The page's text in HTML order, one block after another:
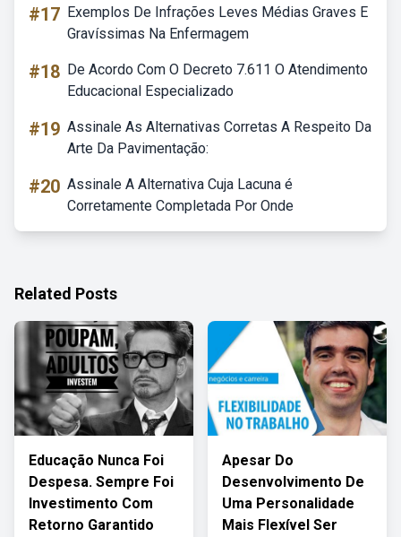
#17 Exemplos De Infrações Leves Médias Graves E
Gravíssimas Na Enfermagem
#18 De Acordo Com O Decreto 7.611 O Atendimento
Educacional Especializado
#19 Assinale As Alternativas Corretas A Respeito Da
Arte Da Pavimentação:
#20 Assinale A Alternativa Cuja Lacuna é
Corretamente Completada Por Onde
Related Posts
Educação Nunca Foi
Despesa. Sempre Foi
Investimento Com
Retorno Garantido
Apesar Do
Desenvolvimento De
Uma Personalidade
Mais Flexível Ser